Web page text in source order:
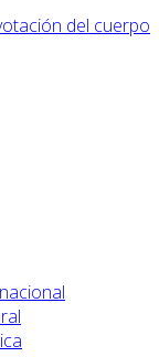
del cuerpo